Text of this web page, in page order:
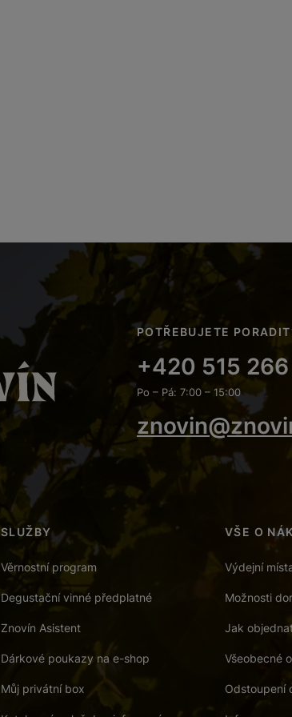
POTŘEBUJETE
+420 515
Po – Pá: 7:00 – 15:00
SLUŽBY
Věrnostní program
Degustační vinné předplatné
Znovín Asistent
Dárkové poukazy na e-shop
Můj privátní box
VŠE O
Výdejní
Možnosti
Jak
Všeobecné
Odstoupení